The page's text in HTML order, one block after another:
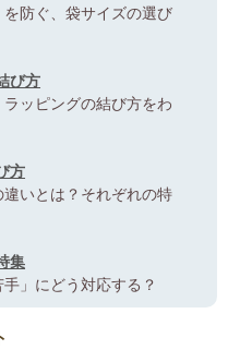
を防ぐ、袋サイズの選び
び方
ッピングの結び方をわ
方
いとは？それぞれの特
集
」にどう対応する？